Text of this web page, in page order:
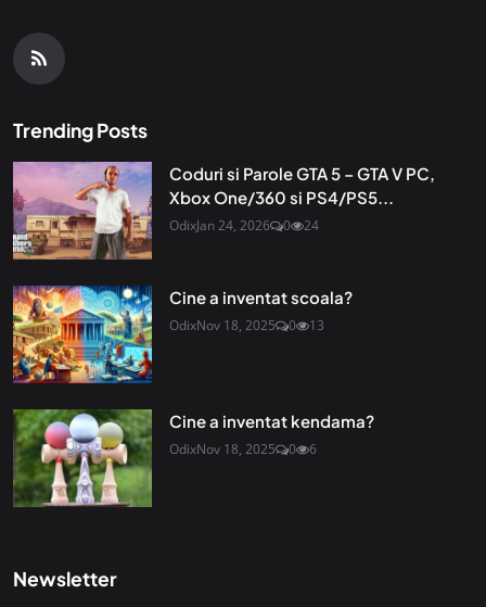
Trending Posts
Coduri si Parole GTA 5 – GTA V PC,
Xbox One/360 si PS4/PS5...
OdixJan 24, 2026 0 24
Cine a inventat scoala?
OdixNov 18, 2025 0 13
Cine a inventat kendama?
OdixNov 18, 2025 0 6
Newsletter